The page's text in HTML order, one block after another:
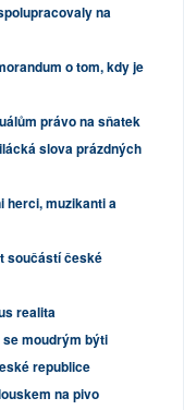
na
o tom, kdy je
právo na sňatek
slova prázdných
herci, muzikanti a
součástí české
realita
se moudrým býti
republice
na pivo